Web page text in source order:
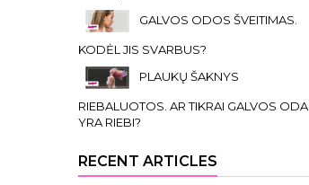
GALVOS ODOS ŠVEITIMAS.
KODĖL JIS SVARBUS?
PLAUKŲ ŠAKNYS
RIEBALUOTOS. AR TIKRAI GALVOS ODA
YRA RIEBI?
RECENT ARTICLES